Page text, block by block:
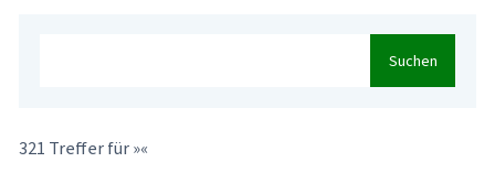
Suchen
321 Treffer für »«